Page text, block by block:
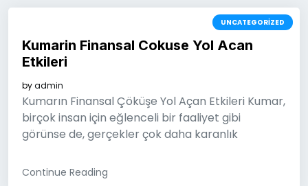
UNCATEGORIZED
Kumarin Finansal Cokuse Yol Acan
Etkileri
byadmin
Kumarın Finansal Çöküşe Yol Açan Etkileri Kumar,
birçok insan için eğlenceli bir faaliyet gibi
görünse de, gerçekler çok daha karanlık
Continue Reading